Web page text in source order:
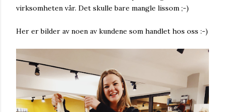
virksomheten vår. Det skulle bare mangle lissom ;-)
Her er bilder av noen av kundene som handlet hos oss :-)